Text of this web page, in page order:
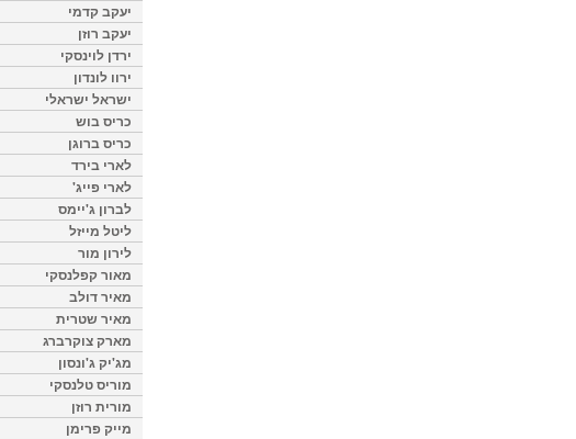
יעקב קדמי
יעקב רוזן
ירדן לוינסקי
ירוו לונדון
ישראל ישראלי
כריס בוש
כריס ברוגן
לארי בירד
לארי פייג'
לברון ג'יימס
ליטל מייזל
לירון מור
מאור קפלנסקי
מאיר דולב
מאיר שטרית
מארק צוקרברג
מג'יק ג'ונסון
מוריס טלנסקי
מורית רוזן
מייק פרימן